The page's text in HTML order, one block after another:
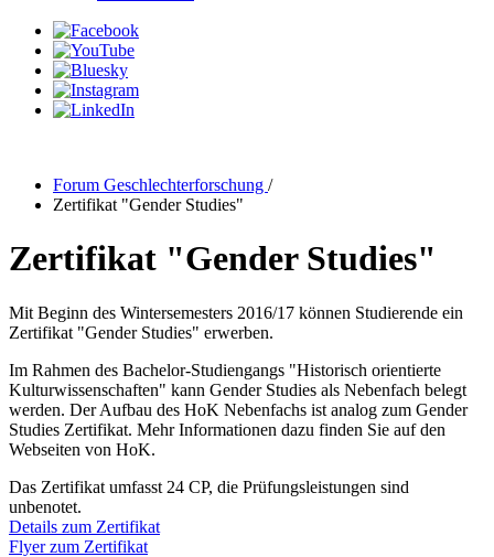
Forum Geschlechterforschung /
Zertifikat "Gender Studies"
Zertifikat "Gender Studies"
Mit Beginn des Wintersemesters 2016/17 können Studierende ein
Zertifikat "Gender Studies" erwerben.
Im Rahmen des Bachelor-Studiengangs "Historisch orientierte
Kulturwissenschaften" kann Gender Studies als Nebenfach belegt
werden. Der Aufbau des HoK Nebenfachs ist analog zum Gender
Studies Zertifikat. Mehr Informationen dazu finden Sie auf den
Webseiten von HoK.
Das Zertifikat umfasst 24 CP, die Prüfungsleistungen sind
unbenotet.
Details zum Zertifikat
Flyer zum Zertifikat